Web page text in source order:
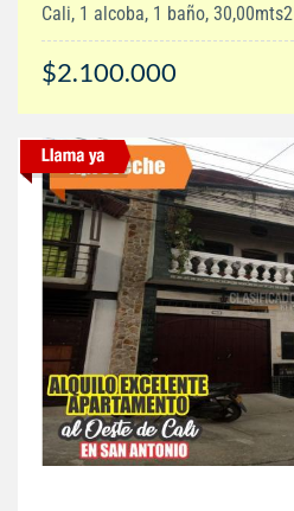
Cali, 1 alcoba, 1 baño, 30,00mts2
$2.100.000